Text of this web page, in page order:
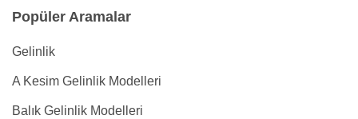
Popüler Aramalar
Gelinlik
A Kesim Gelinlik Modelleri
Balık Gelinlik Modelleri